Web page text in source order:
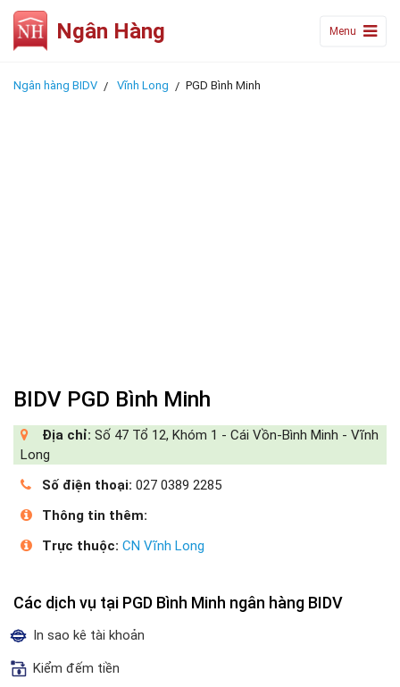
Ngân Hàng Menu
Ngân hàng BIDV Vĩnh Long PGD Bình Minh
BIDV PGD Bình Minh
Địa chỉ: Số 47 Tổ 12, Khóm 1 - Cái Vồn-Bình Minh - Vĩnh
Long
Số điện thoại: 027 0389 2285
Thông tin thêm:
Trực thuộc: CN Vĩnh Long
Các dịch vụ tại PGD Bình Minh ngân hàng BIDV
In sao kê tài khoản
Kiểm đếm tiền